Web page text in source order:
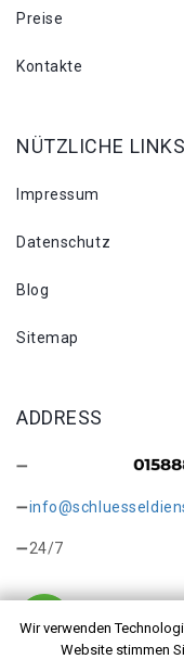
Wir verwenden
Website stimmen
Preise
Kontakte
NÜTZLICHE LINKS
Impressum
Datenschutz
Blog
Sitemap
ADDRESS
24/7
Copyright © 2026